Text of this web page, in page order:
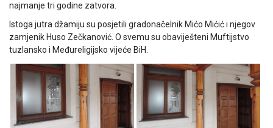
najmanje tri godine zatvora.
Istoga jutra džamiju su posjetili gradonačelnik Mićo Mićić i njegov
zamjenik Huso Zečkanović. O svemu su obaviješteni Muftijstvo
tuzlansko i Međureligijsko vijeće BiH.